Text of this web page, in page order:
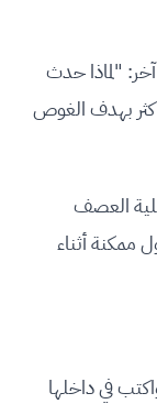
"لماذا حدث
بهدف الغوص
العصف
ممكنة أثناء
في داخلها